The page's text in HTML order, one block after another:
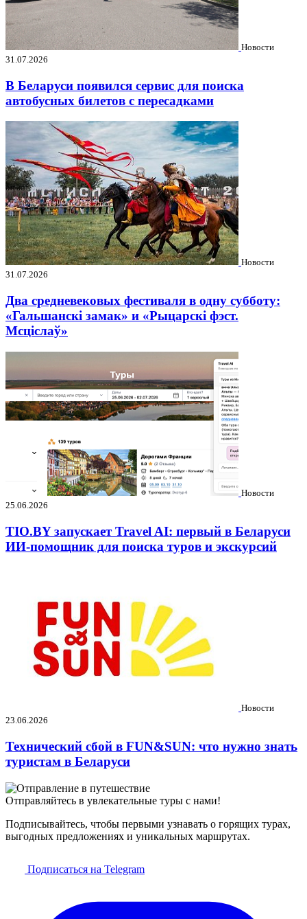
Новости
31.07.2026
В Беларуси появился сервис для поиска
автобусных билетов с пересадками
Новости
31.07.2026
Два средневековых фестиваля в одну субботу:
«Гальшанскі замак» и «Рыцарскі фэст.
Мсціслаў»
Новости
25.06.2026
TIO.BY запускает Travel AI: первый в Беларуси
ИИ-помощник для поиска туров и экскурсий
Новости
23.06.2026
Технический сбой в FUN&SUN: что нужно знать
туристам в Беларуси
Отправляйтесь в увлекательные туры с нами!
Подписывайтесь, чтобы первыми узнавать о горящих турах,
выгодных предложениях и уникальных маршрутах.
Подписаться на Telegram